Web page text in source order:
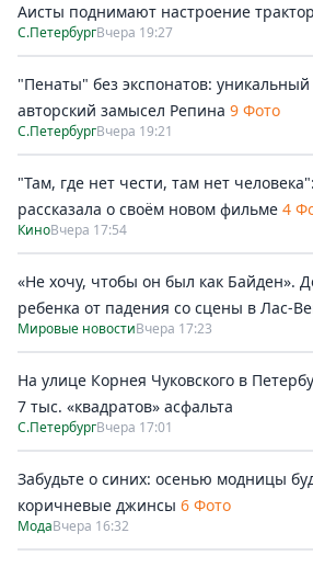
Аисты поднимают настроение
С.ПетербургВчера 19:27
"Пенаты" без экспонатов:
авторский замысел Репина 9 Фото
С.ПетербургВчера 19:21
"Там, где нет чести, там нет
рассказала о своём новом фильме 4
КиноВчера 17:54
«Не хочу, чтобы он был как Байден».
ребенка от падения со сцены в Лас-
Мировые новостиВчера 17:23
На улице Корнея Чуковского в
7 тыс. «квадратов» асфальта
С.ПетербургВчера 17:01
Забудьте о синих: осенью модницы
коричневые джинсы 6 Фото
МодаВчера 16:32